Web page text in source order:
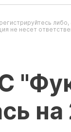
не несет
на